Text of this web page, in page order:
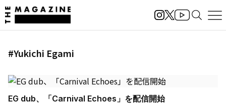
#Yukichi Egami
EG dub、「Carnival Echoes」を配信開始